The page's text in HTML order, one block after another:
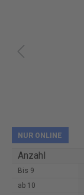
NUR ONLINE
Anzahl
Bis 9
ab 10